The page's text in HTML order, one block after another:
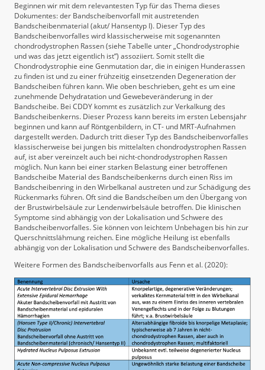
Beginnen wir mit dem relevantesten Typ für das Thema dieses
Dokumentes: der Bandscheibenvorfall mit austretenden
Bandscheibenmaterial (akut/ Hansentyp I). Dieser Typ des
Bandscheibenvorfalles wird klassischerweise mit sogenannten
chondrodystrophen Rassen (siehe Tabelle unter „Chondrodystrophie
und was das jetzt eigentlich ist“) assoziiert. Somit stellt die
Chondrodystrophie eine Genmutation dar, die in einigen Hunderassen
zu finden ist und zu einer frühzeitig einsetzenden Degeneration der
Bandscheiben führen kann. Wie oben beschrieben, geht es um eine
zunehmende Dehydratation und Gewebeveränderung in der
Bandscheibe. Bei CDDY kommt es zusätzlich zur Verkalkung des
Bandscheibenkerns. Dieser Prozess kann bereits im ersten Lebensjahr
beginnen und kann auf Röntgenbildern, in CT- und MRT-Aufnahmen
dargestellt werden. Dadurch tritt dieser Typ des Bandscheibenvorfalles
klassischerweise bei jungen bis mittelalten chondrodystrophen Rassen
auf, ist aber vereinzelt auch bei nicht-chondrodystrophen Rassen
möglich. Nun kann bei einer starken Belastung einer betroffenen
Bandscheibe Material des Bandscheibenkerns durch einen Riss im
Bandscheibenring in den Wirbelkanal austreten und zur Schädigung des
Rückenmarks führen. Oft sind die Bandscheiben um den Übergang von
der Brustwirbelsäule zur Lendenwirbelsäule betroffen. Die klinischen
Symptome sind abhängig von der Lokalisation und Schwere des
Bandscheibenvorfalles. Sie können von leichtem Unbehagen bis hin zur
Querschnittslähmung reichen. Eine mögliche Heilung ist ebenfalls
abhängig von der Lokalisation und Schwere des Bandscheibenvorfalles.
Weitere Formen des Bandscheibenvorfalls aus Fenn et al. (2020):